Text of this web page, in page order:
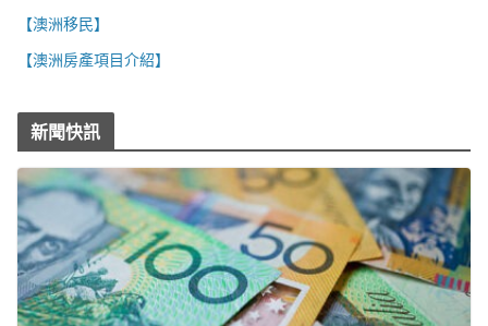
【澳洲移民】
【澳洲房產項目介紹】
新聞快訊